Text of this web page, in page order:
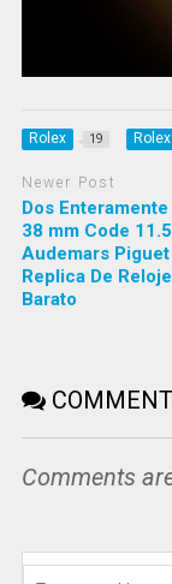
Rolex 19
Newer Post
Dos
38 mm Code
Audemars
Replica De
Barato
Comments